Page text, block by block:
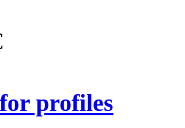
profiles